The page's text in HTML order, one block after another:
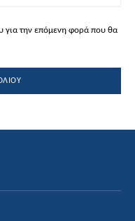
για την επόμενη φορά που θα